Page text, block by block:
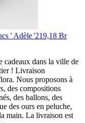
' Adèle '219,18 Br
dans la ville de
! Livraison
Nous proposons à
des compositions
des ballons, des
des ours en peluche,
main. La livraison est